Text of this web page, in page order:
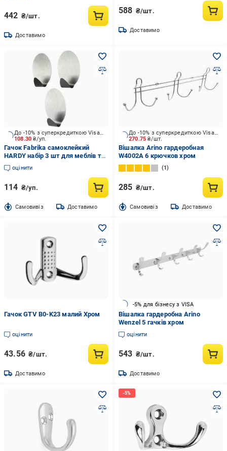
442 ₴/шт.
Доставимо
588 ₴/шт.
Доставимо
108.30₴/уп.
До -10% з суперкредиткою Visa Вигода
Гачок Fabrika самоклейкий
HARDY набір 3 шт для меблів та
ванної кімнати
оцінити
114 ₴/уп.
Cамовивіз Доставимо
270.75₴/шт.
До -10% з суперкредиткою Visa Вигода
Вішалка Arino гардеробная
W4002A 6 крючков хром
1
285 ₴/шт.
Cамовивіз Доставимо
Гачок GTV B0-K23 малий Хром
оцінити
43.56 ₴/шт.
Доставимо
-5% для бізнесу з VISA
Вішалка гардеробна Arino
Wenzel 5 гачків хром
оцінити
543 ₴/шт.
Доставимо